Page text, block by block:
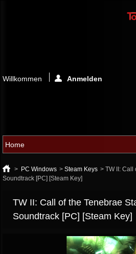
Willkommen Anmelden
> PC Windows > Steam Keys > TW II: Call
Soundtrack [PC] [Steam Key]
TW II: Call of the Tenebrae
Soundtrack [PC] [Steam Key]